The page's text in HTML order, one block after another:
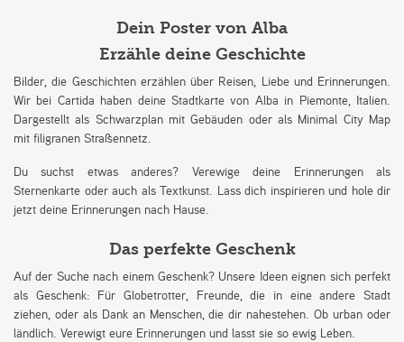
Dein Poster von Alba
Erzähle deine Geschichte
Bilder, die Geschichten erzählen über Reisen, Liebe und Erinnerungen.
Wir bei Cartida haben deine Stadtkarte von Alba in Piemonte, Italien.
Dargestellt als Schwarzplan mit Gebäuden oder als Minimal City Map
mit filigranen Straßennetz.
Du suchst etwas anderes? Verewige deine Erinnerungen als
Sternenkarte oder auch als Textkunst. Lass dich inspirieren und hole dir
jetzt deine Erinnerungen nach Hause.
Das perfekte Geschenk
Auf der Suche nach einem Geschenk? Unsere Ideen eignen sich perfekt
als Geschenk: Für Globetrotter, Freunde, die in eine andere Stadt
ziehen, oder als Dank an Menschen, die dir nahestehen. Ob urban oder
ländlich. Verewigt eure Erinnerungen und lasst sie so ewig Leben.